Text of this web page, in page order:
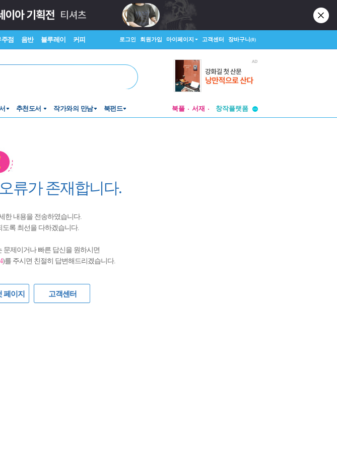
주점 음반 블루레이 커피 로그인 회원가입 마이페이지 고객센터 장바구니(0)
추천도서 작가와의 만남 북펀드 북플 서재
창작플랫폼
류가 존재합니다.
한 내용을 전송하였습니다.
록 최선을 다하겠습니다.
문제이거나 빠른 답신을 원하시면
)를 주시면 친절히 답변해드리겠습니다.
페이지 고객센터